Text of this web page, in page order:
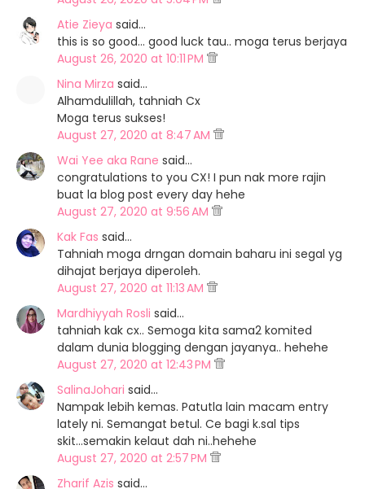
Atie Zieya said…
this is so good... good luck tau.. moga terus berjaya
August 26, 2020 at 10:11 PM
Nina Mirza said…
Alhamdulillah, tahniah Cx
Moga terus sukses!
August 27, 2020 at 8:47 AM
Wai Yee aka Rane said…
congratulations to you CX! I pun nak more rajin
buat la blog post every day hehe
August 27, 2020 at 9:56 AM
Kak Fas said…
Tahniah moga drngan domain baharu ini segal yg
dihajat berjaya diperoleh.
August 27, 2020 at 11:13 AM
Mardhiyyah Rosli said…
tahniah kak cx.. Semoga kita sama2 komited
dalam dunia blogging dengan jayanya.. hehehe
August 27, 2020 at 12:43 PM
SalinaJohari said…
Nampak lebih kemas. Patutla lain macam entry
lately ni. Semangat betul. Ce bagi k.sal tips
skit...semakin kelaut dah ni..hehehe
August 27, 2020 at 2:57 PM
Zharif Azis said…